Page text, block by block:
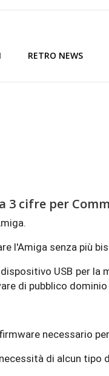
RETRO NEWS
per
l'Amiga senza più
USB per
di pubblico
necessario
di alcun